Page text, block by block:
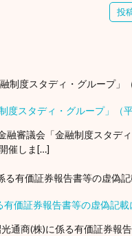
投
度スタディ・グループ」（
融審議会「金融制度スタデ
催しま[…]
価証券報告書等の虚偽記
通商(株)に係る有価証券報